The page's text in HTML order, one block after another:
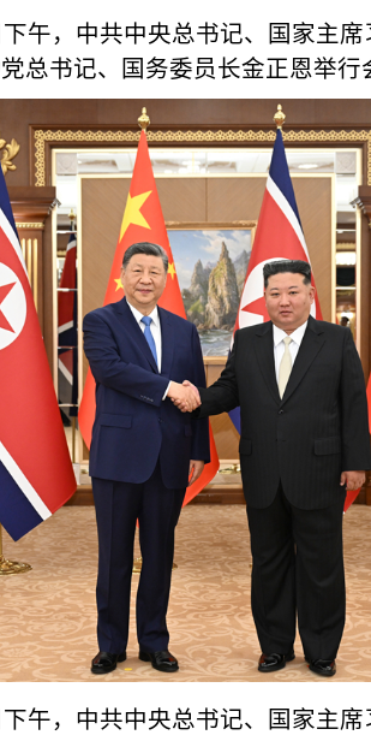
午，中共中央总书记、国家主
总书记、国务委员长金正恩举行
午，中共中央总书记、国家主